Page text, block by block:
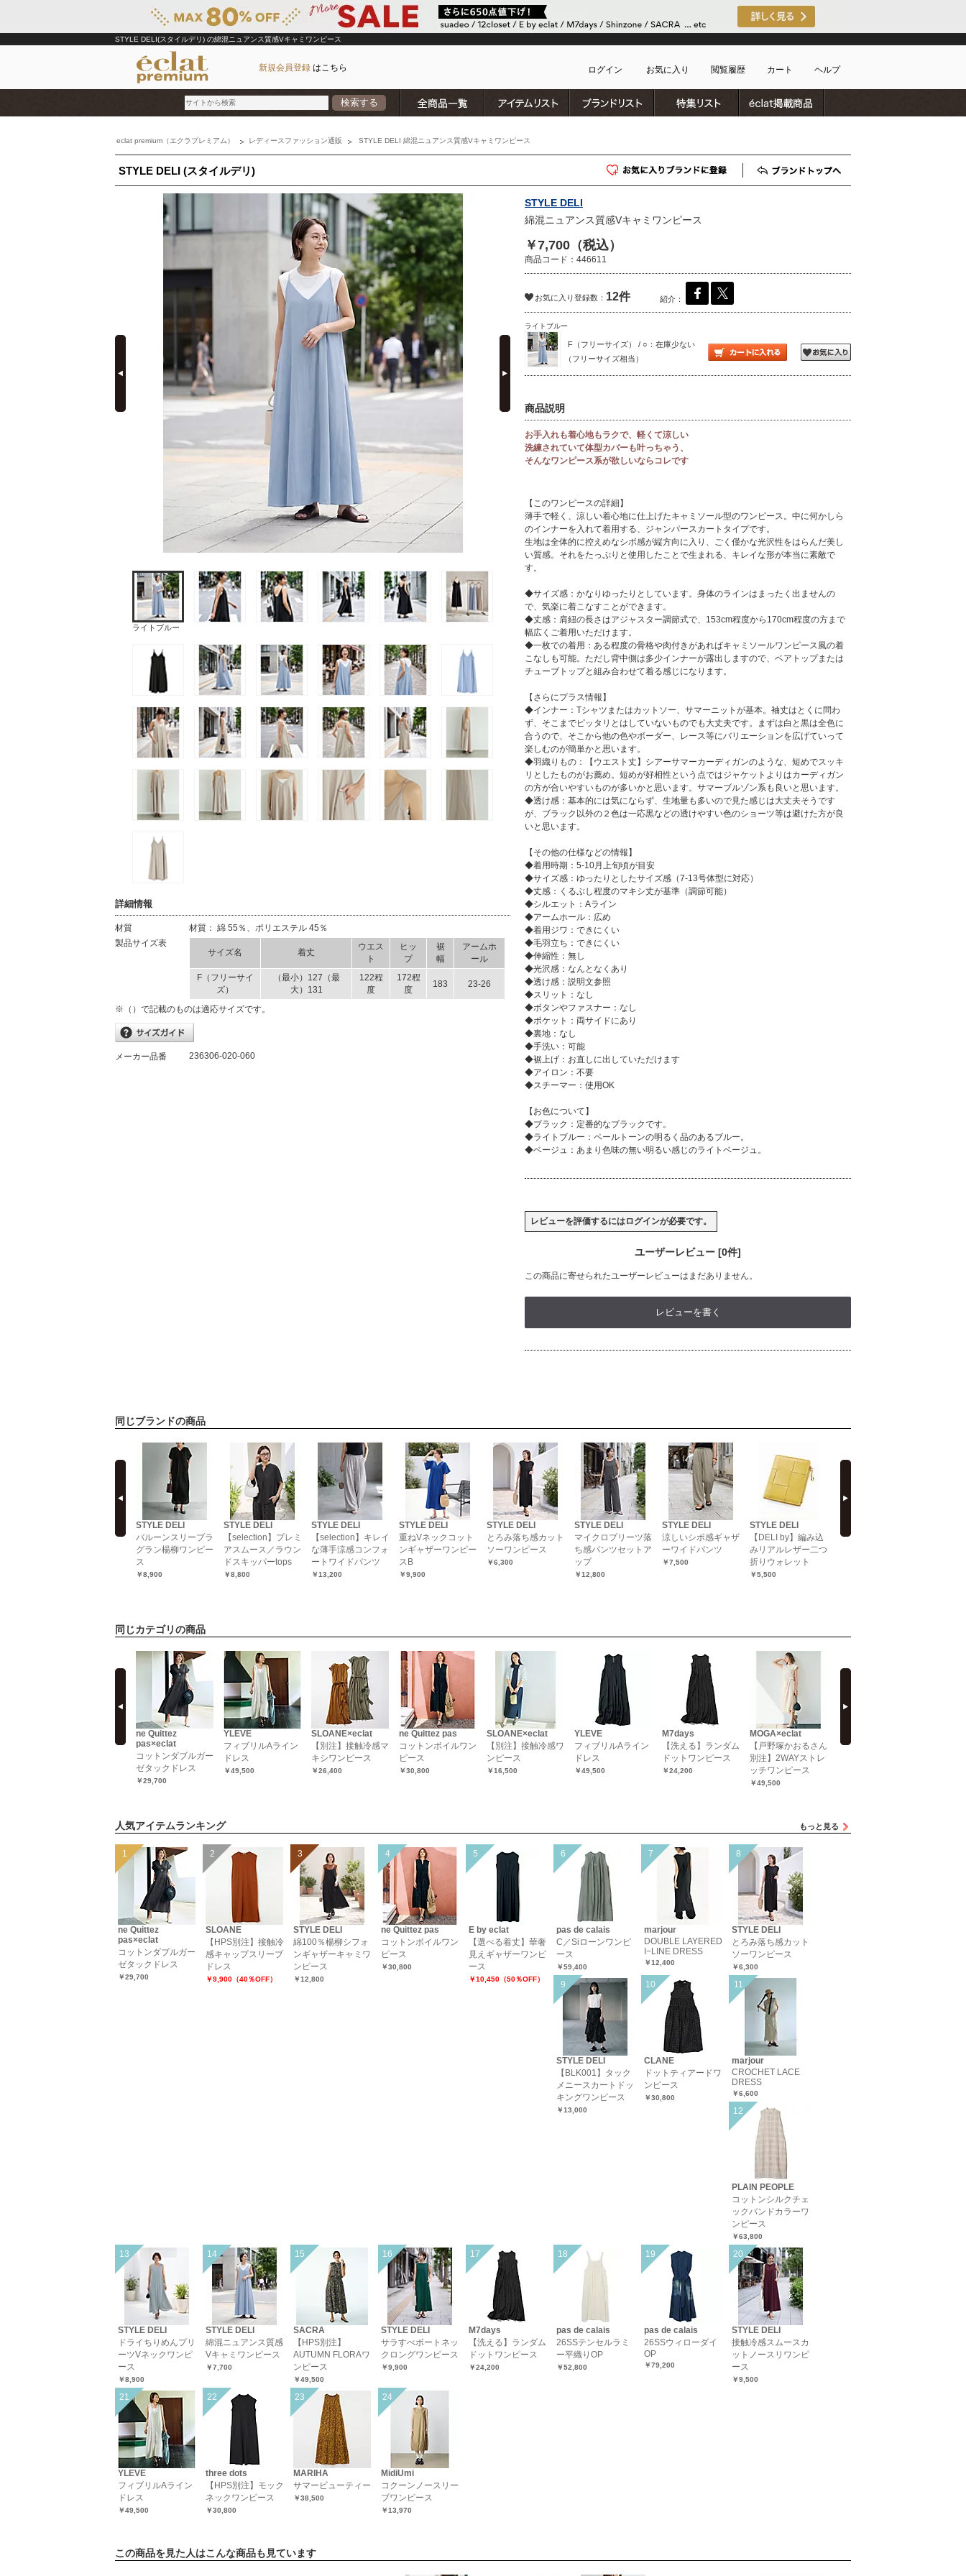
STYLE DELI(スタイルデリ) の綿混ニュアンス質感Vキャミワンピース
新規会員登録 はこちら ログイン お気に入り 閲覧履歴 カート ヘルプ
キャンセルについて
返品・交換について
検索する
ブランド
カテゴリ
雑誌掲載アイテム
雑誌･書籍(一緒に買うと送料無料)
定期購読
eclat premium（エクラプレミアム） レディースファッション通販 STYLE DELI 綿混ニュアンス質感Vキャミワンピース
STYLE DELI (スタイルデリ)
お気に入りブランド登録
ライトブルー
詳細情報
材質
材質： 綿 55％、ポリエステル 45％
製品サイズ表
サイズ名
着丈
ウエス
ト
ヒッ
プ
裾
幅
アームホ
ール
F（フリーサイ
ズ）
（最小）127（最
大）131
122程
度
172程
度
183 23-26
※（）で記載のものは適応サイズです。
メーカー品番 236306-020-060
STYLE DELI
綿混ニュアンス質感Vキャミワンピース
￥7,700（税込）
商品コード：446611
お気に入り登録数： 12件 紹介：
ライトブルー
F（フリーサイズ） / ○：在庫少ない
（フリーサイズ相当）
商品説明
お手入れも着心地もラクで、軽くて涼しい
洗練されていて体型カバーも叶っちゃう、
そんなワンピース系が欲しいならコレです
【このワンピースの詳細】
薄手で軽く、涼しい着心地に仕上げたキャミソール型のワンピース。中に何かしら
のインナーを入れて着用する、ジャンパースカートタイプです。
生地は全体的に控えめなシボ感が縦方向に入り、ごく僅かな光沢性をはらんだ美し
い質感。それをたっぷりと使用したことで生まれる、キレイな形が本当に素敵で
す。
◆サイズ感：かなりゆったりとしています。身体のラインはまったく出ませんの
で、気楽に着こなすことができます。
◆丈感：肩紐の長さはアジャスター調節式で、153cm程度から170cm程度の方まで
幅広くご着用いただけます。
◆一枚での着用：ある程度の骨格や肉付きがあればキャミソールワンピース風の着
こなしも可能。ただし背中側は多少インナーが露出しますので、ベアトップまたは
チューブトップと組み合わせて着る感じになります。
【さらにプラス情報】
◆インナー：Tシャツまたはカットソー、サマーニットが基本。袖丈はとくに問わ
ず、そこまでピッタリとはしていないものでも大丈夫です。まずは白と黒は全色に
合うので、そこから他の色やボーダー、レース等にバリエーションを広げていって
楽しむのが簡単かと思います。
◆羽織りもの：【ウエスト丈】シアーサマーカーディガンのような、短めでスッキ
リとしたものがお薦め。短めが好相性という点ではジャケットよりはカーディガン
の方が合いやすいものが多いかと思います。サマーブルゾン系も良いと思います。
◆透け感：基本的には気にならず、生地量も多いので見た感じは大丈夫そうです
が、ブラック以外の２色は一応黒などの透けやすい色のショーツ等は避けた方が良
いと思います。
【その他の仕様などの情報】
◆着用時期：5-10月上旬頃が目安
◆サイズ感：ゆったりとしたサイズ感（7-13号体型に対応）
◆丈感：くるぶし程度のマキシ丈が基準（調節可能）
◆シルエット：Aライン
◆アームホール：広め
◆着用ジワ：できにくい
◆毛羽立ち：できにくい
◆伸縮性：無し
◆光沢感：なんとなくあり
◆透け感：説明文参照
◆スリット：なし
◆ボタンやファスナー：なし
◆ポケット：両サイドにあり
◆裏地：なし
◆手洗い：可能
◆裾上げ：お直しに出していただけます
◆アイロン：不要
◆スチーマー：使用OK
【お色について】
◆ブラック：定番的なブラックです。
◆ライトブルー：ペールトーンの明るく品のあるブルー。
◆ベージュ：あまり色味の無い明るい感じのライトベージュ。
レビューを評価するにはログインが必要です。
ユーザーレビュー [0件]
この商品に寄せられたユーザーレビューはまだありません。
レビューを書く
同じブランドの商品
ウエストコードシャ
STYLE DELI
バルーンスリーブラ
グラン楊柳ワンピー
ス
￥8,900
STYLE DELI
【selection】プレミ
アスムース／ラウン
ドスキッパーtops
￥8,800
STYLE DELI
【selection】キレイ
な薄手涼感コンフォ
ートワイドパンツ
￥13,200
STYLE DELI
重ねVネックコット
ンギャザーワンピー
スB
￥9,900
STYLE DELI
とろみ落ち感カット
ソーワンピース
￥6,300
STYLE DELI
マイクロプリーツ落
ち感パンツセットア
ップ
￥12,800
STYLE DELI
涼しいシボ感ギャザ
ーワイドパンツ
￥7,500
STYLE DELI
【DELI by】編み込
みリアルレザー二つ
折りウォレット
￥5,500
マイクロプリーツ落
同じカテゴリの商品
【HPS別注】モック
ne Quittez
pas×eclat
コットンダブルガー
ゼタックドレス
￥29,700
YLEVE
フィブリルAライン
ドレス
￥49,500
SLOANE×eclat
【別注】接触冷感マ
キシワンピース
￥26,400
ne Quittez pas
コットンボイルワン
ピース
￥30,800
SLOANE×eclat
【別注】接触冷感ワ
ンピース
￥16,500
YLEVE
フィブリルAライン
ドレス
￥49,500
M7days
【洗える】ランダム
ドットワンピース
￥24,200
MOGA×eclat
【戸野塚かおるさん
別注】2WAYストレ
ッチワンピース
￥49,500
【亀恭子さんコラ
人気アイテムランキング
ne Quittez
pas×eclat
コットンダブルガー
ゼタックドレス
￥29,700
SLOANE
【HPS別注】接触冷
感キャップスリーブ
ドレス
￥9,900（40％OFF）
STYLE DELI
綿100％楊柳シフォ
ンギャザーキャミワ
ンピース
￥12,800
ne Quittez pas
コットンボイルワン
ピース
￥30,800
E by eclat
【選べる着丈】華奢
見えギャザーワンピ
ース
￥10,450（50％OFF）
pas de calais
C／Siローンワンピ
ース
￥59,400
marjour
DOUBLE LAYERED
I−LINE DRESS
￥12,400
STYLE DELI
とろみ落ち感カット
ソーワンピース
￥6,300
STYLE DELI
【BLK001】タック
メニースカートドッ
キングワンピース
￥13,000
CLANE
ドットティアードワ
ンピース
￥30,800
marjour
CROCHET LACE
DRESS
￥6,600
PLAIN PEOPLE
コットンシルクチェ
ックバンドカラーワ
ンピース
￥63,800
STYLE DELI
ドライちりめんプリ
ーツVネックワンピ
ース
￥8,900
STYLE DELI
綿混ニュアンス質感
Vキャミワンピース
￥7,700
SACRA
【HPS別注】
AUTUMN FLORAワ
ンピース
￥49,500
STYLE DELI
サラすべボートネッ
クロングワンピース
￥9,900
M7days
【洗える】ランダム
ドットワンピース
￥24,200
pas de calais
26SSテンセルラミ
ー平織りOP
￥52,800
pas de calais
26SSウィローダイ
OP
￥79,200
STYLE DELI
接触冷感スムースカ
ットノースリワンピ
ース
￥9,500
YLEVE
フィブリルAライン
ドレス
￥49,500
three dots
【HPS別注】モック
ネックワンピース
￥30,800
MARIHA
サマービューティー
￥38,500
MidiUmi
コクーンノースリー
ブワンピース
￥13,970
もっと見る
この商品を見た人はこんな商品も見ています